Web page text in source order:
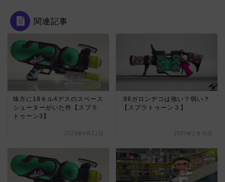
関連記事
味方に18キル4デスのスペース
シューターがいた件【スプラ
トゥーン3】
2023年4月22日
.96ガロンデコは強い？弱い？
【スプラトゥーン３】
2023年2月16日